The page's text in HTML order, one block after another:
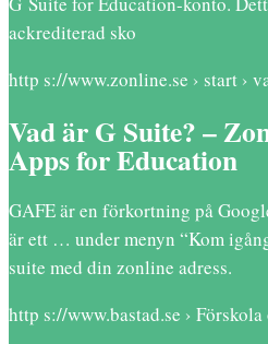
ackrediterad sko
http s://www.zonline.se › start ›
Vad är G Suite? –
Apps for Education
GAFE är en förkortning på
är ett … under menyn “Kom
suite med din zonline adress.
http s://www.bastad.se ›